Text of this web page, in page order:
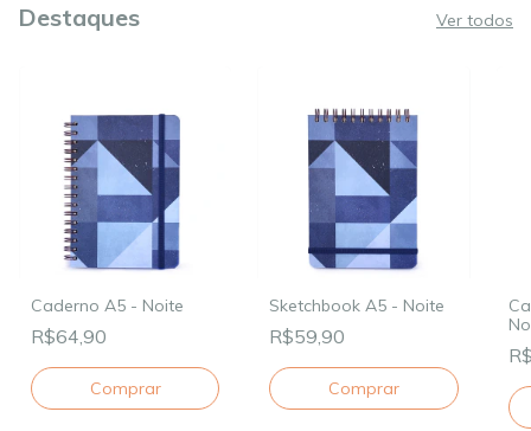
Destaques Ver todos
Caderno A5 - Noite
R$64,90
Sketchbook A5 - Noite
R$59,90